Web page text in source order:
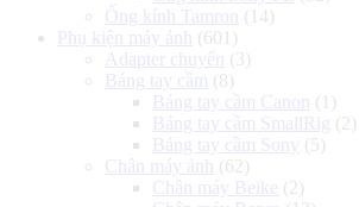
Ống kính Tamron
(14)
Phụ kiện máy ảnh
(601)
Adapter chuyển
(3)
Báng tay cầm (8)
Báng tay cầm Canon
(1)
Báng tay cầm SmallRig (2)
Báng tay cầm Sony (5)
Chân máy ảnh
(62)
Chân máy Beike (2)